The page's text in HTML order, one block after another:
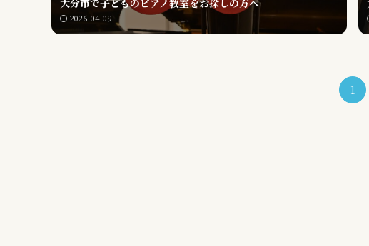
2026-04-09
1